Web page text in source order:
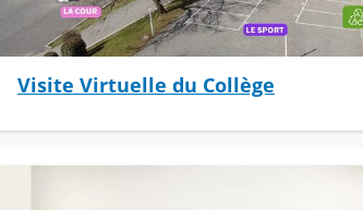
Visite Virtuelle du Collège